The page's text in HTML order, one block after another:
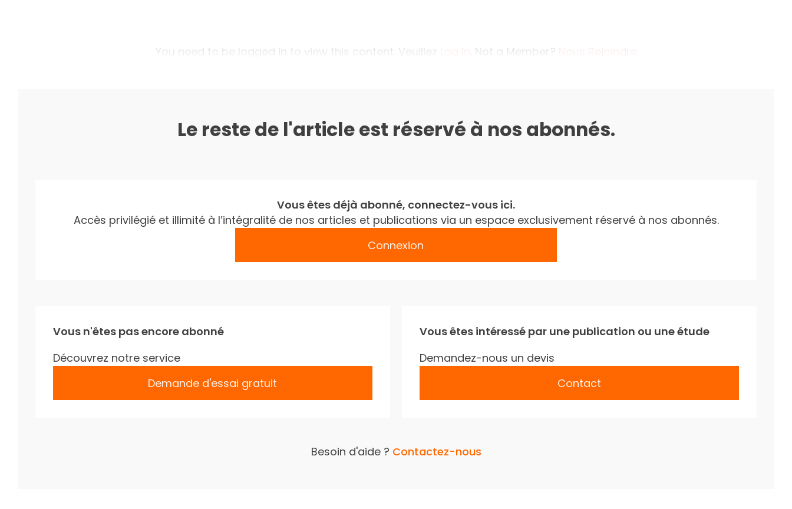
You need to be logged in to view this content. Veuillez . Not a Member?
Le reste de l'article est réservé à nos abonnés.
Vous êtes déjà abonné, connectez-vous ici.
Accès privilégié et illimité à l’intégralité de nos articles et publications via un espace exclusivement réservé à nos abonnés.
Connexion
Vous n'êtes pas encore abonné
Découvrez notre service
Demande d'essai gratuit
Vous êtes intéressé par une publication ou une étude
Demandez-nous un devis
Contact
Besoin d'aide ? Contactez-nous